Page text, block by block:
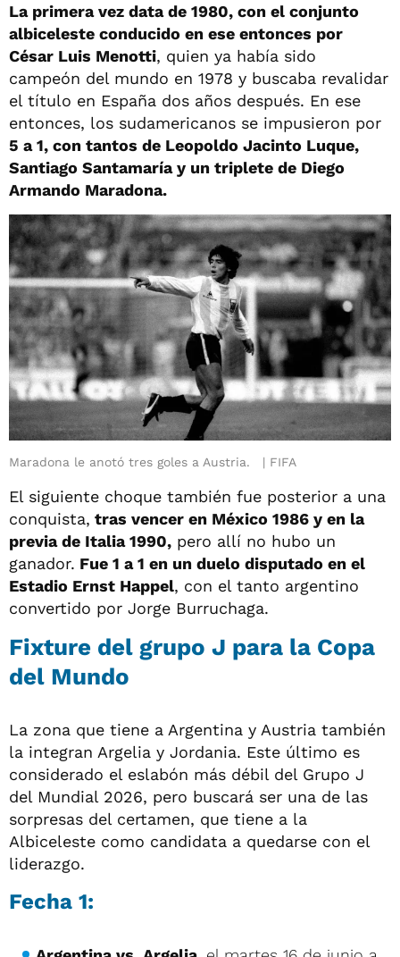
La primera vez data de 1980, con el conjunto
albiceleste conducido en ese entonces por
César Luis Menotti, quien ya había sido
campeón del mundo en 1978 y buscaba revalidar
el título en España dos años después. En ese
entonces, los sudamericanos se impusieron por
5 a 1, con tantos de Leopoldo Jacinto Luque,
Santiago Santamaría y un triplete de Diego
Armando Maradona.
Maradona le anotó tres goles a Austria. FIFA
El siguiente choque también fue posterior a una
conquista, tras vencer en México 1986 y en la
previa de Italia 1990, pero allí no hubo un
ganador. Fue 1 a 1 en un duelo disputado en el
Estadio Ernst Happel, con el tanto argentino
convertido por Jorge Burruchaga.
Fixture del grupo J para la Copa
del Mundo
La zona que tiene a Argentina y Austria también
la integran Argelia y Jordania. Este último es
considerado el eslabón más débil del Grupo J
del Mundial 2026, pero buscará ser una de las
sorpresas del certamen, que tiene a la
Albiceleste como candidata a quedarse con el
liderazgo.
Fecha 1: